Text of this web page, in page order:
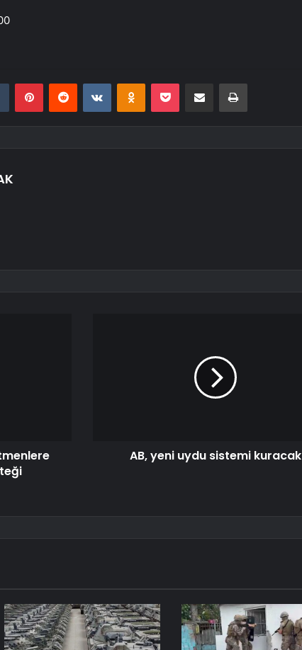
Tumblr PinterestReddit VKontakteOdnoklassniki
Pocket E-Posta ile paylaş Yazdır
AB, yeni uydu sistemi kuracak